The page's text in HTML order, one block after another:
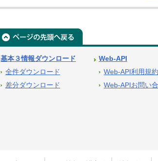
基本３情報ダウンロード
全件ダウンロード
差分ダウンロード
Web-API
Web-API利用規約
Web-APIお問い